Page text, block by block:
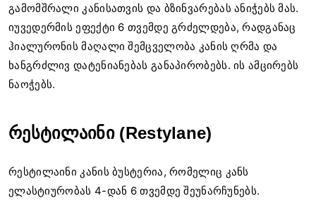
გამომშრალი კანისათვის და ბზინვარებას ანიჭებს მას.
იუვედერმის ეფექტი 6 თვემდე გრძელდება, რადგანაც
ჰიალურონის მაღალი შემცველობა კანის ღრმა და
ხანგრძლივ დატენიანებას განაპირობებს. ის ამცირებს
ნაოჭებს.
რესტილაინი (Restylane)
რესტილაინი კანის ბუსტერია, რომელიც კანს
ელასტიურობას 4-დან 6 თვემდე შეუნარჩუნებს.